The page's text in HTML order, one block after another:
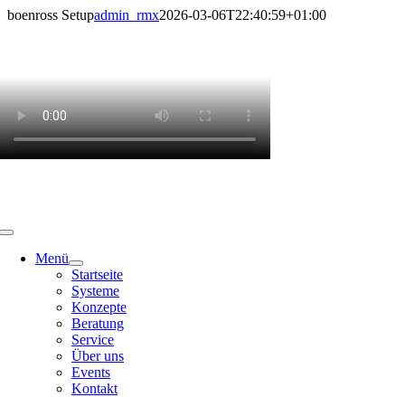
Skip
Menü
Startseite
Systeme
Konzepte
Beratung
Service
Über uns
Events
Kontakt
boenross Setupadmin_rmx2026-03-06T22:40:59+01:00